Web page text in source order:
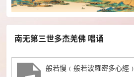
南无第三世多杰羌佛 唱诵
般若慢﹙般若波羅密多心經﹚